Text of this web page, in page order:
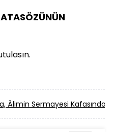
Âlimin Sermayesi Kafasında